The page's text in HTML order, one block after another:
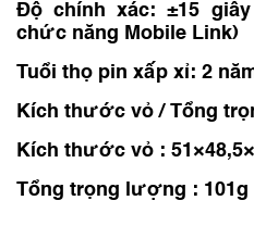
Độ chính xác: ±15
chức năng Mobile Link)
Tuổi thọ pin xấp xỉ: 2
Kích thước vỏ / Tổng
Kích thước vỏ :
Tổng trọng lượng : 101g